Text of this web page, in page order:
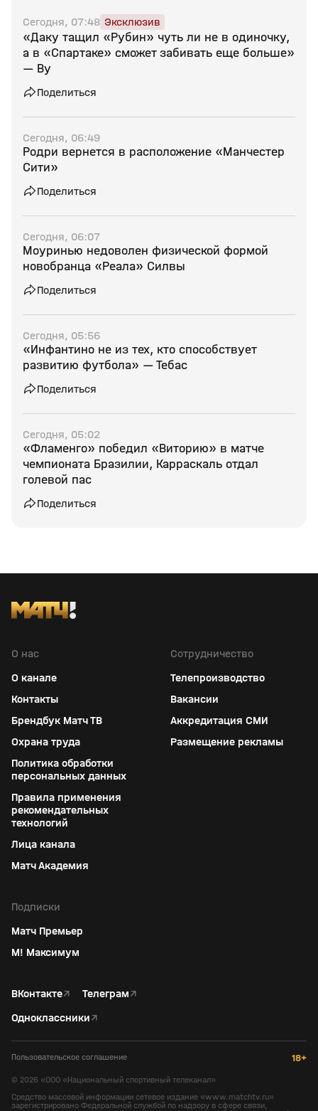
Сегодня, 07:48 Эксклюзив
«Даку тащил «Рубин» чуть ли не в одиночку,
а в «Спартаке» сможет забивать еще больше»
— Ву
Поделиться
Сегодня, 06:49
Родри вернется в расположение «Манчестер
Сити»
Поделиться
Сегодня, 06:07
Моуринью недоволен физической формой
новобранца «Реала» Силвы
Поделиться
Сегодня, 05:56
«Инфантино не из тех, кто способствует
развитию футбола» — Тебас
Поделиться
Сегодня, 05:02
«Фламенго» победил «Виторию» в матче
чемпионата Бразилии, Карраскаль отдал
голевой пас
Поделиться
О нас
О канале
Контакты
Брендбук Матч ТВ
Охрана труда
Политика обработки
персональных данных
Правила применения
рекомендательных
технологий
Лица канала
Матч Академия
Сотрудничество
Телепроизводство
Вакансии
Аккредитация СМИ
Размещение рекламы
Подписки
Матч Премьер
М! Максимум
ВКонтакте↗ Телеграм↗
Одноклассники↗
Пользовательское соглашение 18+
© 2026 «ООО «Национальный спортивный телеканал»
Средство массовой информации сетевое издание «www.matchtv.ru»
зарегистрировано Федеральной службой по надзору в сфере связи,